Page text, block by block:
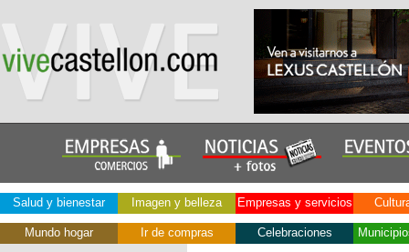
Salud y bienestar Imagen y belleza Empresas y servicios
Mundo hogar Ir de compras Celebraciones